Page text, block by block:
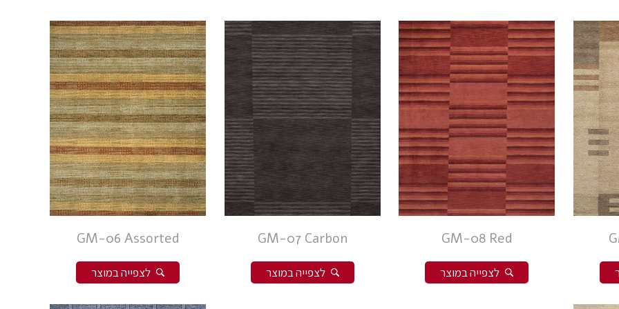
GM-08 Red
לצפייה במוצר
GM-07 Carbon
לצפייה במוצר
GM-06 Assorted
לצפייה במוצר